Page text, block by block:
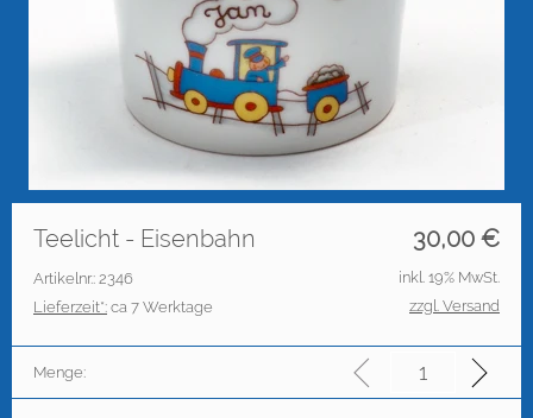
30,00 €
Teelicht - Eisenbahn
Artikelnr.: 2346
Lieferzeit*: ca 7 Werktage
inkl. 19% MwSt.
zzgl. Versand
Menge: